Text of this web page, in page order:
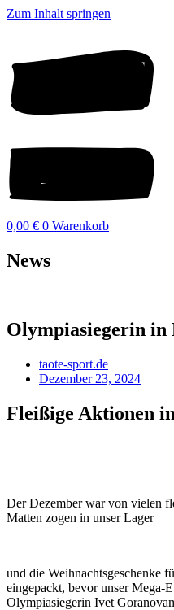
Zum Inhalt springen
0,00 € 0 Warenkorb
News
Olympiasiegerin in
taote-sport.de
Dezember 23, 2024
Fleißige Aktionen
Der Dezember war von vielen
Matten zogen in unser Lager
und die Weihnachtsgeschenke
eingepackt, bevor unser Mega-
Olympiasiegerin Ivet